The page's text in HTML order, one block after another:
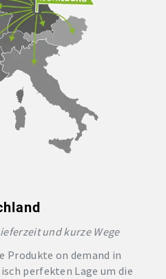
und kurze Wege
Produkte on demand in
perfekten Lage um die